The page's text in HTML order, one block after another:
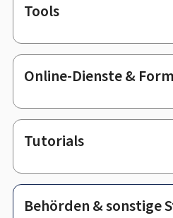
Footer
Tools
Online-Dienste &
Tutorials
Behörden & sonstige